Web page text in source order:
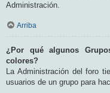
Administración.
Arriba
¿Por qué algunos
colores?
La Administración del foro
usuarios de un grupo para